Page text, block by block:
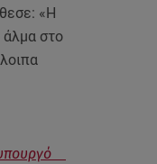
«Η
άλμα στο